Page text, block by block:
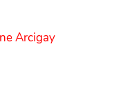
Arcigay